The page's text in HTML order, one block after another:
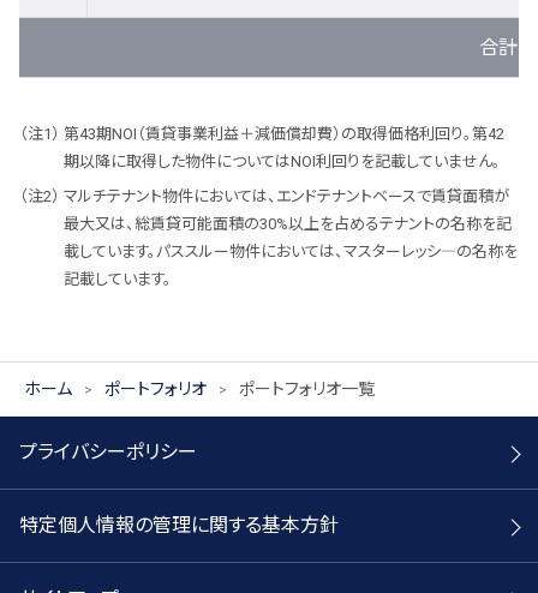
合計
第43期NOI（賃貸事業利益＋減価償却費）の取得価格利回り。第42
期以降に取得した物件についてはNOI利回りを記載していません。
マルチテナント物件においては、エンドテナントベースで賃貸面積が
最大又は、総賃貸可能面積の30%以上を占めるテナントの名称を記
載しています。パススルー物件においては、マスターレッシ―の名称を
記載しています。
ホーム ポートフォリオ ポートフォリオ一覧
プライバシーポリシー
特定個人情報の管理に関する基本方針